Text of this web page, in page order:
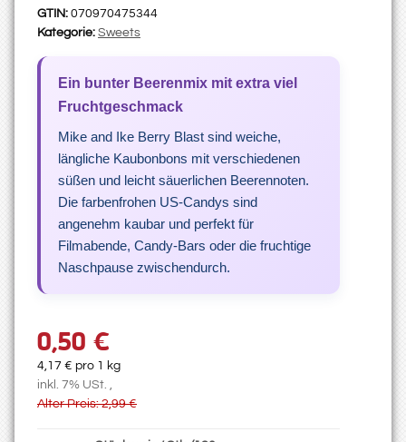
GTIN: 070970475344
Kategorie: Sweets
Ein bunter Beerenmix mit extra viel
Fruchtgeschmack
Mike and Ike Berry Blast sind weiche,
längliche Kaubonbons mit verschiedenen
süßen und leicht säuerlichen Beerennoten.
Die farbenfrohen US-Candys sind
angenehm kaubar und perfekt für
Filmabende, Candy-Bars oder die fruchtige
Naschpause zwischendurch.
0,50 €
4,17 € pro 1 kg
inkl. 7% USt. ,
Alter Preis: 2,99 €